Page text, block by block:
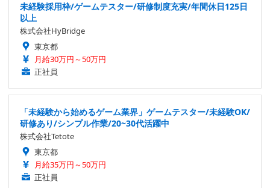
未経験採用枠/ゲームテスター/研修制度充実/年間休日125日
以上
株式会社HyBridge
東京都
月給30万円～50万円
正社員
「未経験から始めるゲーム業界」ゲームテスター/未経験OK/
研修あり/シンプル作業/20~30代活躍中
株式会社Tetote
東京都
月給35万円～50万円
正社員